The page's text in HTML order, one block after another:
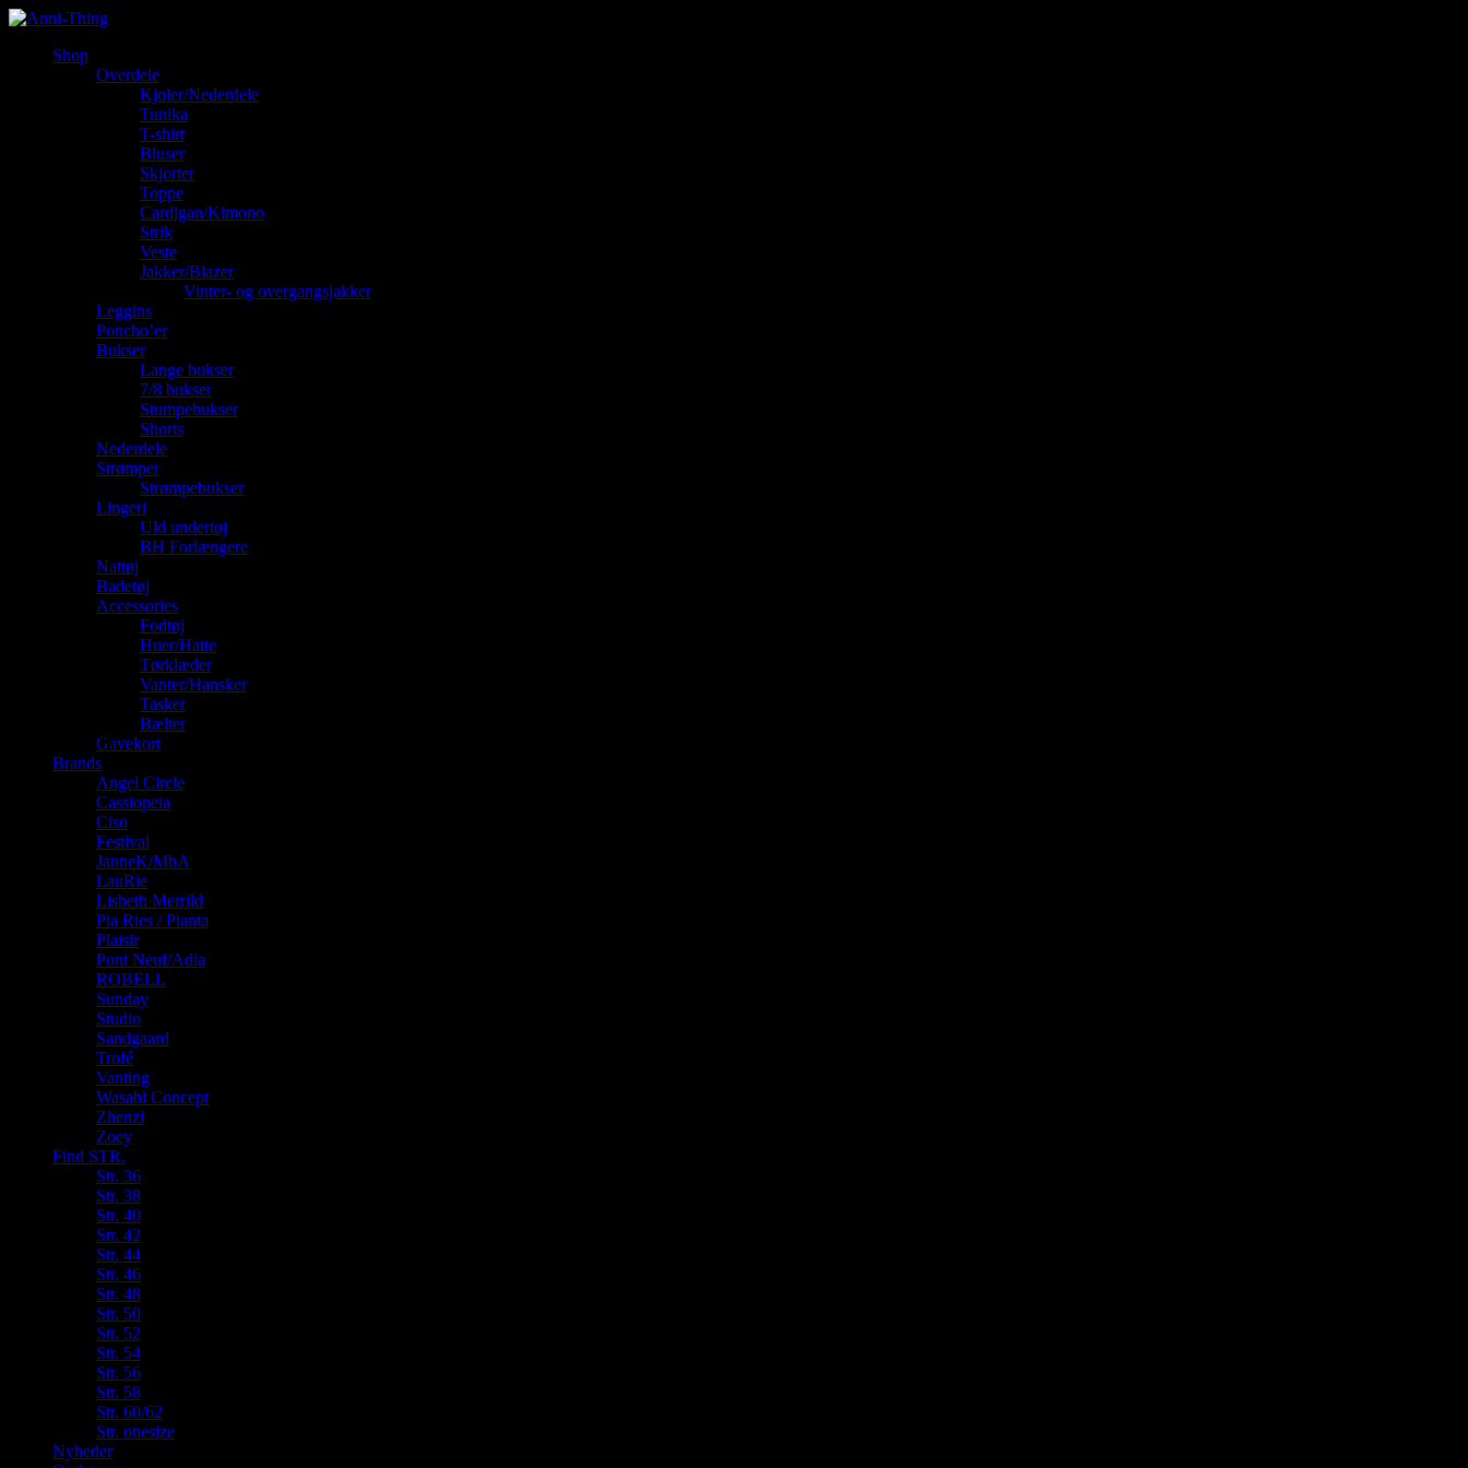
Shop
Overdele
Kjoler/Nederdele
Tunika
T-shirt
Bluser
Skjorter
Toppe
Cardigan/Kimono
Strik
Veste
Jakker/Blazer
Vinter- og overgangsjakker
Leggins
Poncho’er
Bukser
Lange bukser
7/8 bukser
Stumpebukser
Shorts
Nederdele
Strømper
Strømpebukser
Lingeri
Uld undertøj
BH Forlængere
Nattøj
Badetøj
Accessories
Fodtøj
Huer/Hatte
Tørklæder
Vanter/Hansker
Tasker
Bælter
Gavekort
Brands
Angel Circle
Cassiopeia
Ciso
Festival
JanneK/MbA
LauRie
Lisbeth Merrild
Pia Ries / Pianta
Plaisir
Pont Neuf/Adia
ROBELL
Sunday
Studio
Sandgaard
Trofé
Vanting
Wasabi Concept
Zhenzi
Zoey
Find STR.
Str. 36
Str. 38
Str. 40
Str. 42
Str. 44
Str. 46
Str. 48
Str. 50
Str. 52
Str. 54
Str. 56
Str. 58
Str. 60/62
Str. onesize
Nyheder